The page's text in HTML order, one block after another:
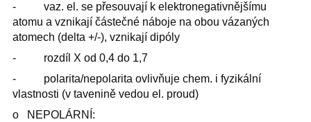
- vaz. el. se přesouvají k elektronegativnějšímu
atomu a vznikají částečné náboje na obou vázaných
atomech (delta +/-), vznikají dipóly
- rozdíl X od 0,4 do 1,7
- polarita/nepolarita ovlivňuje chem. i fyzikální
vlastnosti (v tavenině vedou el. proud)
o NEPOLÁRNÍ: